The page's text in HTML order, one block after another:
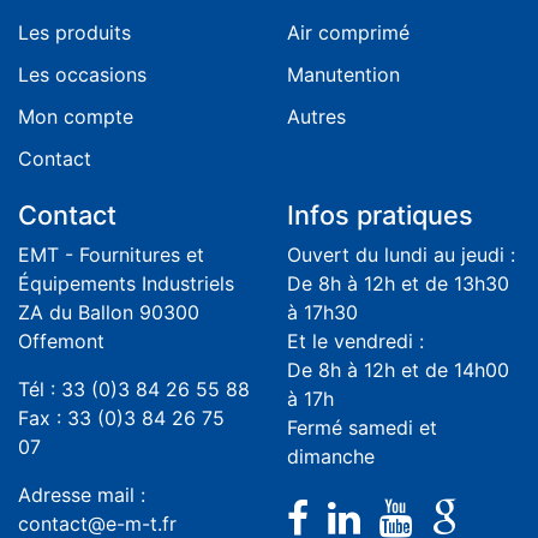
Les produits
Les occasions
Mon compte
Contact
Air comprimé
Manutention
Autres
Contact
EMT - Fournitures et
Équipements Industriels
ZA du Ballon 90300
Offemont
Tél : 33 (0)3 84 26 55 88
Fax : 33 (0)3 84 26 75
07
Adresse mail :
contact@e-m-t.fr
Infos pratiques
Ouvert du lundi au jeudi :
De 8h à 12h et de 13h30
à 17h30
Et le vendredi :
De 8h à 12h et de 14h00
à 17h
Fermé samedi et
dimanche